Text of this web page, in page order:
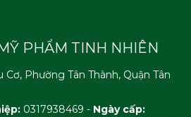
PHẨM TINH NHIÊN
Phường Tân Thành, Quận Tân
0317938469 - Ngày cấp: